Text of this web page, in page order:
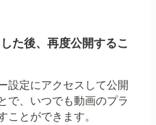
た後、再度公開するこ
設定にアクセスして公開
で、いつでも動画のプラ
とができます。